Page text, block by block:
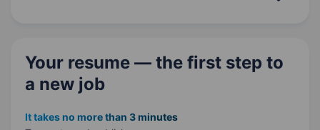
Your resume — the first step to
a new job
It takes no more than 3 minutes